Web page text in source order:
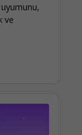
ve